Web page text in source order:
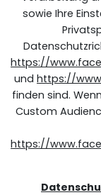
sowie Ihre
https://
und https://
finden sind.
Custom
https://